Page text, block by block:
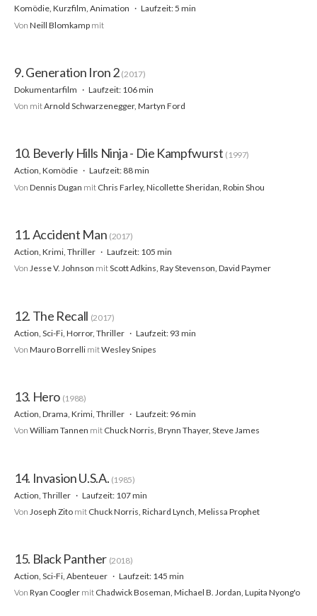
Komödie, Kurzfilm, Animation
Laufzeit: 5 min
Von Neill Blomkamp mit
9. Generation Iron 2 (2017)
Dokumentarfilm
Laufzeit: 106 min
Von mitArnold Schwarzenegger, Martyn Ford
10. Beverly Hills Ninja - Die Kampfwurst (1997)
Action, Komödie
Laufzeit: 88 min
Von Dennis Dugan mit Chris Farley, Nicollette Sheridan, Robin Shou
11. Accident Man (2017)
Action, Krimi, Thriller
Laufzeit: 105 min
Von Jesse V. Johnson mitScott Adkins, Ray Stevenson, David Paymer
12. The Recall (2017)
Action, Sci-Fi, Horror, Thriller
Laufzeit: 93 min
Von Mauro Borrelli mitWesley Snipes
13. Hero (1988)
Action, Drama, Krimi, Thriller
Laufzeit: 96 min
Von William Tannen mit Chuck Norris, Brynn Thayer, Steve James
14. Invasion U.S.A. (1985)
Action, Thriller
Laufzeit: 107 min
Von Joseph Zito mit Chuck Norris, Richard Lynch, Melissa Prophet
15. Black Panther (2018)
Action, Sci-Fi, Abenteuer
Laufzeit: 145 min
Von Ryan Coogler mit Chadwick Boseman, Michael B. Jordan, Lupita Nyong'o